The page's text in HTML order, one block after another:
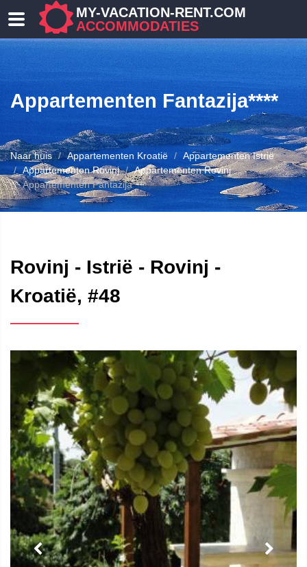
MY-VACATION-RENT.COM
ACCOMMODATIES
Appartementen Fantazija****
Naar huis Appartementen Kroatië
Appartementen Istrië
Appartementen Rovinj
Appartementen Rovinj
Appartementen Fantazija****
Rovinj - Istrië - Rovinj -
Kroatië, #48